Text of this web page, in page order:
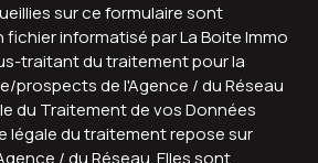
sur ce formulaire sont
informatisé par La Boite Immo
traitant du traitement pour la
prospects de l'Agence / du Réseau
du Traitement de vos Données
légale du traitement repose sur